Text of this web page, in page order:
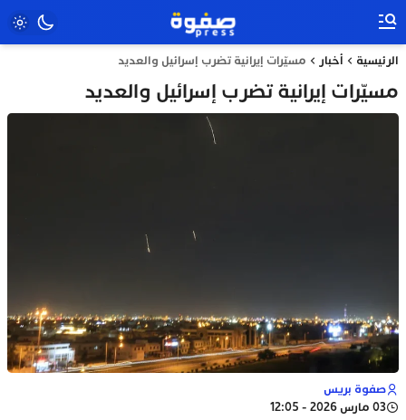
الرئيسية أخبار مسيّرات إيرانية تضرب إسرائيل والعديد
مسيّرات إيرانية تضرب إسرائيل والعديد
صفوة بريس
03 مارس 2026 - 12:05